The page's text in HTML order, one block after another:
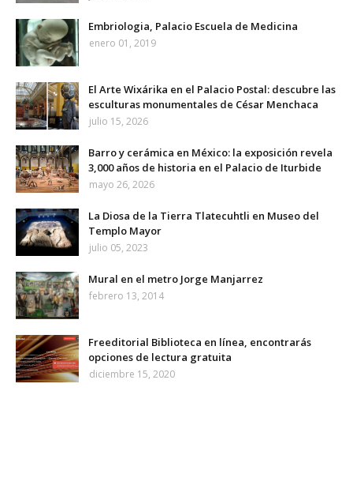
Embriologia, Palacio Escuela de Medicina
enero 01, 2019
El Arte Wixárika en el Palacio Postal: descubre las
esculturas monumentales de César Menchaca
julio 15, 2026
Barro y cerámica en México: la exposición revela
3,000 años de historia en el Palacio de Iturbide
mayo 26, 2026
La Diosa de la Tierra Tlatecuhtli en Museo del
Templo Mayor
julio 05, 2023
Mural en el metro Jorge Manjarrez
febrero 13, 2014
Freeditorial Biblioteca en línea, encontrarás
opciones de lectura gratuita
diciembre 15, 2020